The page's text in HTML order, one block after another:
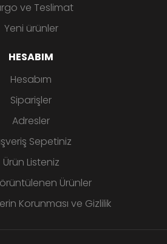
ve Teslimat
Yeni ürünler
HESABIM
Hesabım
Siparişler
Adresler
Sepetiniz
Ürün Listeniz
Ürünler
Korunması ve Gizlilik